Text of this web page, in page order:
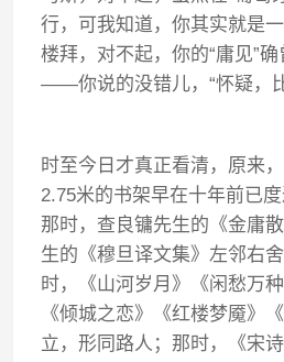
行，可我知道，你其实就是
楼拜，对不起，你的“庸见”确
——你说的没错儿，“怀疑，
时至今日才真正看清，原来
2.75米的书架早在十年前已
那时，查良镛先生的《金庸
生的《穆旦译文集》左邻右
时，《山河岁月》《闲愁万
《倾城之恋》《红楼梦魇》
立，形同路人；那时，《宋